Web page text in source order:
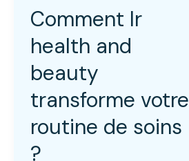
Comment lr
health and
beauty
transforme votre
routine de soins
?